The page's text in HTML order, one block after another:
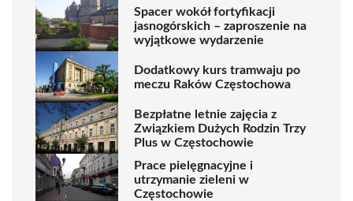
Spacer wokół fortyfikacji
jasnogórskich – zaproszenie na
wyjątkowe wydarzenie
Dodatkowy kurs tramwaju po
meczu Raków Częstochowa
Bezpłatne letnie zajęcia z
Związkiem Dużych Rodzin Trzy
Plus w Częstochowie
Prace pielęgnacyjne i
utrzymanie zieleni w
Częstochowie